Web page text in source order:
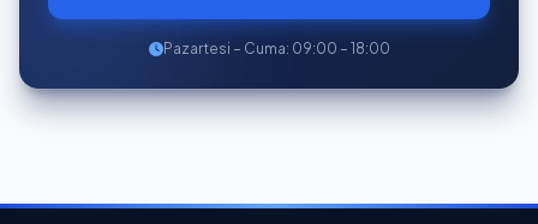
Pazartesi – Cuma: 09:00 – 18:00